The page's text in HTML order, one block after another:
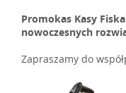
Promokas Kasy
nowoczesnych
Zapraszamy do